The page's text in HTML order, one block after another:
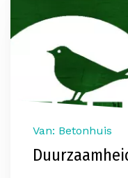
Van: Betonhuis